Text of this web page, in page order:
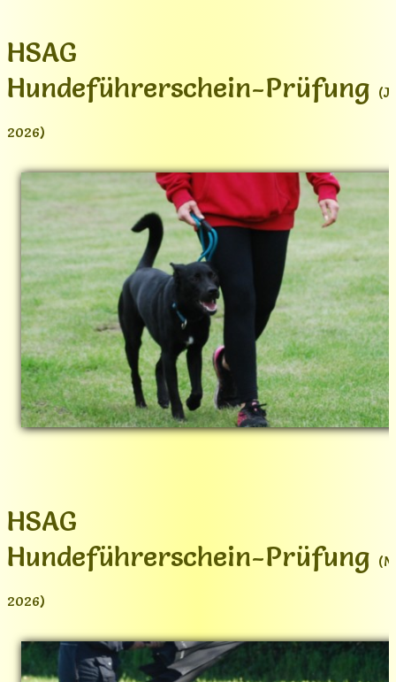
HSAG
Hundeführerschein-Prüfung
2026)
HSAG
Hundeführerschein-Prüfung
2026)